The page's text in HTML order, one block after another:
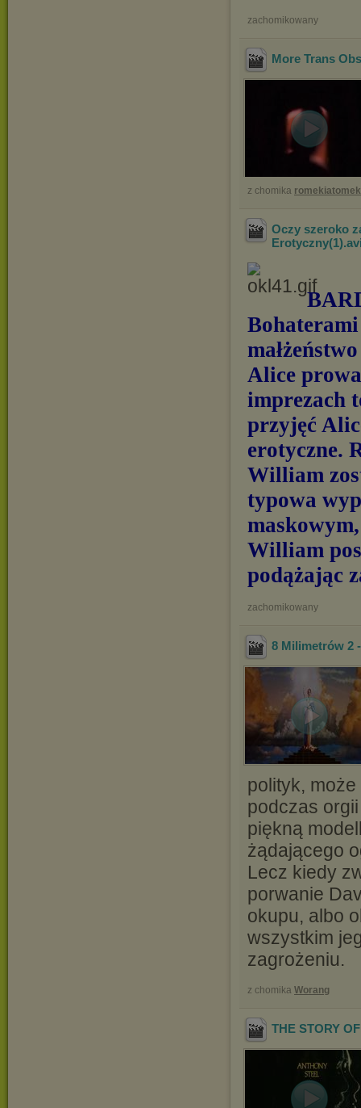
zachomikowany
More Trans
z chomika
Oczy szeroko
Erotyczny(1)
Alice
imprezach
przyjęć
erotyczne.
William
typowa
William
podążając
zachomikowany
8 Milimetrów 2
polityk,
podczas
piękną
żądającego
Lecz kiedy
porwanie
okupu, albo
wszystkim
zagrożeniu.
z chomika Worang
THE STORY